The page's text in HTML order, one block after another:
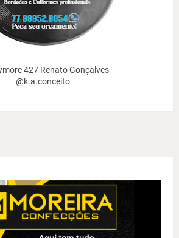
427 Renato Gonçalves
@k.a.conceito